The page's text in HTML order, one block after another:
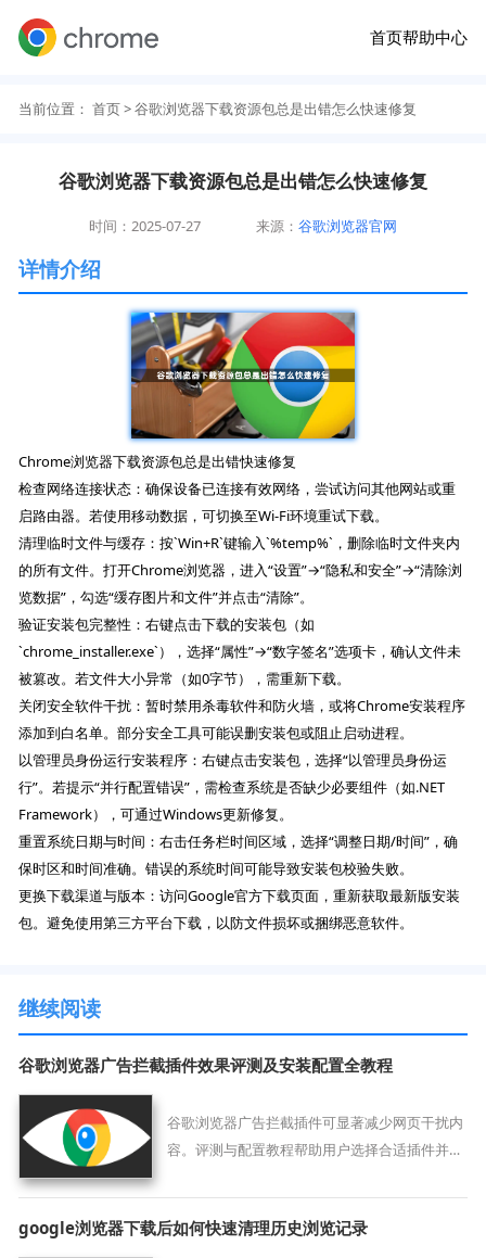
首页帮助中心
当前位置： 首页> 谷歌浏览器下载资源包总是出错怎么快速修复
谷歌浏览器下载资源包总是出错怎么快速修复
时间：2025-07-27 来源：谷歌浏览器官网
详情介绍
Chrome浏览器下载资源包总是出错快速修复
检查网络连接状态：确保设备已连接有效网络，尝试访问其他网站或重
启路由器。若使用移动数据，可切换至Wi-Fi环境重试下载。
清理临时文件与缓存：按`Win+R`键输入`%temp%`，删除临时文件夹内
的所有文件。打开Chrome浏览器，进入“设置”→“隐私和安全”→“清除浏
览数据”，勾选“缓存图片和文件”并点击“清除”。
验证安装包完整性：右键点击下载的安装包（如
`chrome_installer.exe`），选择“属性”→“数字签名”选项卡，确认文件未
被篡改。若文件大小异常（如0字节），需重新下载。
关闭安全软件干扰：暂时禁用杀毒软件和防火墙，或将Chrome安装程序
添加到白名单。部分安全工具可能误删安装包或阻止启动进程。
以管理员身份运行安装程序：右键点击安装包，选择“以管理员身份运
行”。若提示“并行配置错误”，需检查系统是否缺少必要组件（如.NET
Framework），可通过Windows更新修复。
重置系统日期与时间：右击任务栏时间区域，选择“调整日期/时间”，确
保时区和时间准确。错误的系统时间可能导致安装包校验失败。
更换下载渠道与版本：访问Google官方下载页面，重新获取最新版安装
包。避免使用第三方平台下载，以防文件损坏或捆绑恶意软件。
继续阅读
谷歌浏览器广告拦截插件效果评测及安装配置全教程
谷歌浏览器广告拦截插件可显著减少网页干扰内
容。评测与配置教程帮助用户选择合适插件并实
google浏览器下载后如何快速清理历史浏览记录